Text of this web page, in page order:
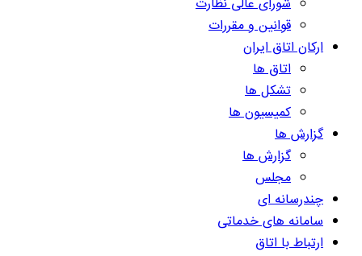
شورای عالی نظارت
قوانین و مقررات
ارکان اتاق ایران
اتاق ها
تشکل ها
کمیسیون ها
گزارش ها
گزارش ها
مجلس
چندرسانه ای
سامانه های خدماتی
ارتباط با اتاق